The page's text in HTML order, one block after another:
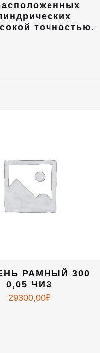
точностью.
РАМНЫЙ 300
0,05 ЧИЗ
29300,00₽